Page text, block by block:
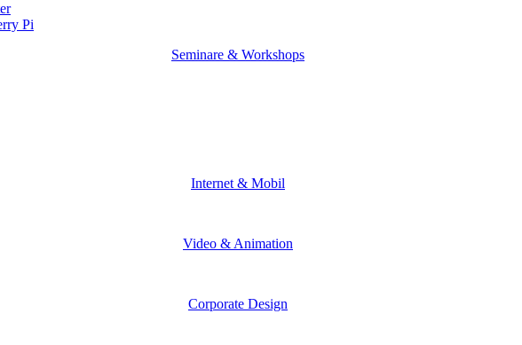
Pi
Seminare & Workshops
Internet & Mobil
Video & Animation
Corporate Design